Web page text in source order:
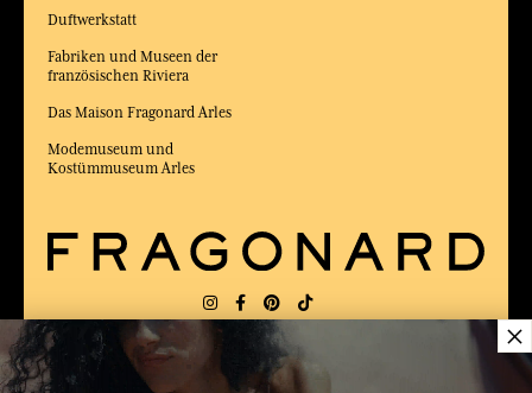
Duftwerkstatt
Fabriken und Museen der
französischen Riviera
Das Maison Fragonard Arles
Modemuseum und
Kostümmuseum Arles
LIEFERUNG: SPRACHE:
×